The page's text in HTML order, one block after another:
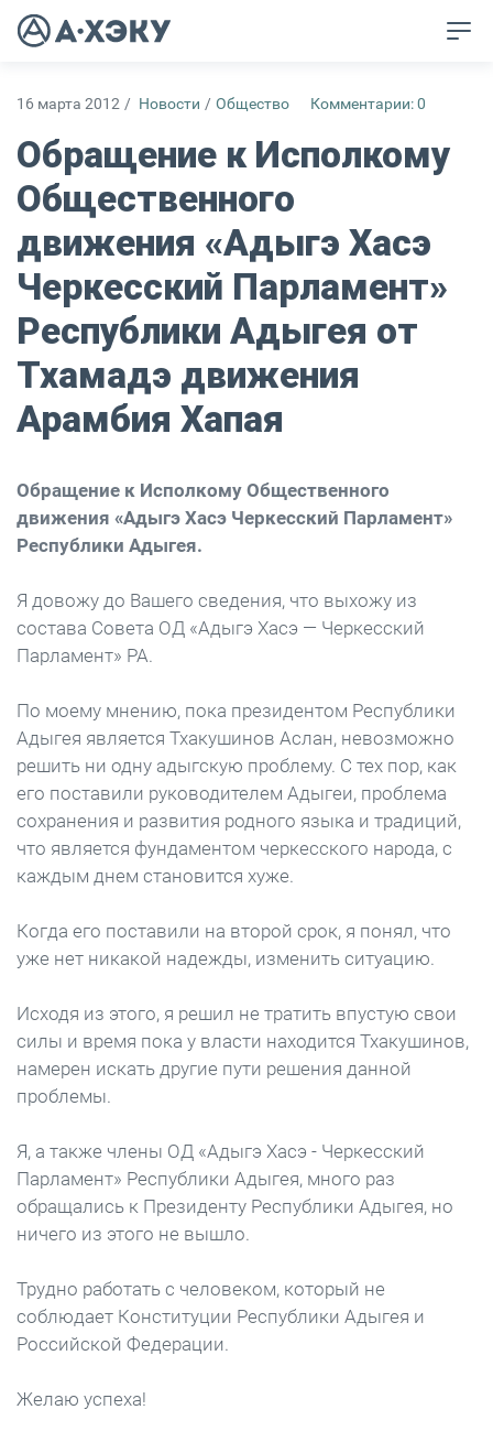
16 марта 2012 / Новости / Общество Комментарии: 0
Обращение к Исполкому
Общественного
движения «Адыгэ Хасэ
Черкесский Парламент»
Республики Адыгея от
Тхамадэ движения
Арамбия Хапая
Обращение к Исполкому Общественного
движения «Адыгэ Хасэ Черкесский Парламент»
Республики Адыгея.
Я довожу до Вашего сведения, что выхожу из
состава Совета ОД «Адыгэ Хасэ — Черкесский
Парламент» РА.
По моему мнению, пока президентом Республики
Адыгея является Тхакушинов Аслан, невозможно
решить ни одну адыгскую проблему. С тех пор, как
его поставили руководителем Адыгеи, проблема
сохранения и развития родного языка и традиций,
что является фундаментом черкесского народа, с
каждым днем становится хуже.
Когда его поставили на второй срок, я понял, что
уже нет никакой надежды, изменить ситуацию.
Исходя из этого, я решил не тратить впустую свои
силы и время пока у власти находится Тхакушинов,
намерен искать другие пути решения данной
проблемы.
Я, а также члены ОД «Адыгэ Хасэ - Черкесский
Парламент» Республики Адыгея, много раз
обращались к Президенту Республики Адыгея, но
ничего из этого не вышло.
Трудно работать с человеком, который не
соблюдает Конституции Республики Адыгея и
Российской Федерации.
Желаю успеха!